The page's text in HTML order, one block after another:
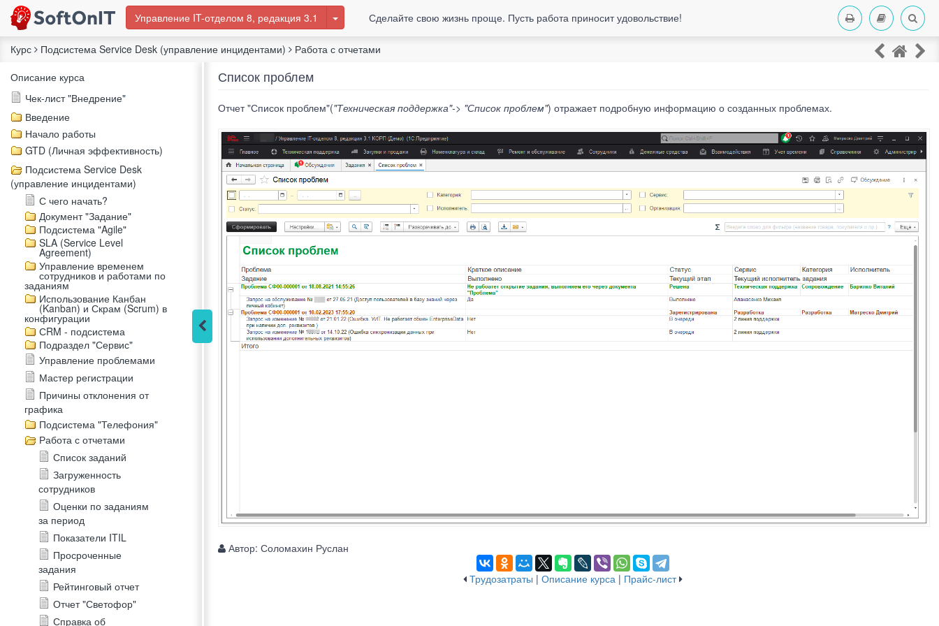
Управление IT-отделом 8, редакция 3.1 Сделайте свою жизнь проще. Пусть работа приносит удовольствие!
Курс Подсистема Service Desk (управление инцидентами)
Работа с отчетами
Описание курса
Чек-лист "Внедрение"
Введение
Начало работы
GTD (Личная эффективность)
Подсистема Service Desk
(управление инцидентами)
С чего начать?
Документ "Задание"
Подсистема "Agile"
SLA (Service Level
Agreement)
Управление временем
сотрудников и работами по
заданиям
Использование Канбан
(Kanban) и Скрам (Scrum) в
конфигурации
СRM - подсистема
Подраздел "Сервис"
Управление проблемами
Мастер регистрации
Причины отклонения от
графика
Подсистема "Телефония"
Работа с отчетами
Список заданий
Загруженность
сотрудников
Оценки по заданиям
за период
Показатели ITIL
Просроченные
задания
Рейтинговый отчет
Отчет "Светофор"
Справка об
Список проблем
Отчет "Список проблем"("Техническая поддержка"-> "Список проблем") отражает подробную информацию о созданных проблемах.
Автор: Соломахин Руслан
Трудозатраты |Описание курса | Прайс-лист